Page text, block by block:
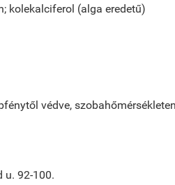
kolekalciferol (alga eredetű)
védve,
u. 92-100.